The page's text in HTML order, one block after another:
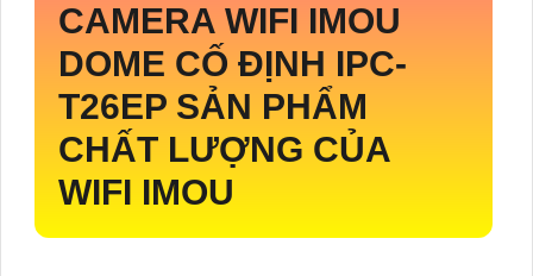
CAMERA WIFI IMOU
DOME CỐ ĐỊNH IPC-
T26EP SẢN PHẨM
CHẤT LƯỢNG CỦA
WIFI IMOU